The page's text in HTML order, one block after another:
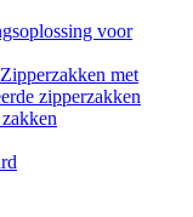
voor
Zipperzakken met
zipperzakken